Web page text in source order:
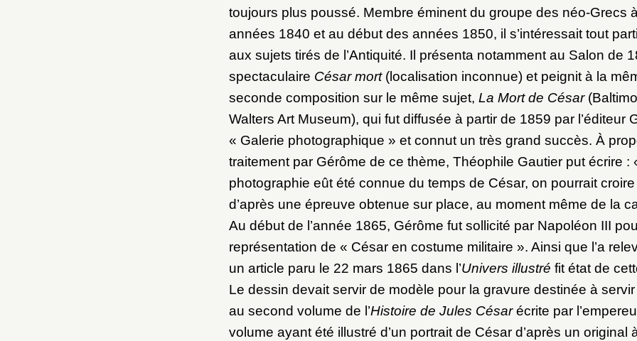
toujours plus poussé. Membre éminent du groupe des néo-Grecs
années 1840 et au début des années 1850, il s’intéressait tout
aux sujets tirés de l’Antiquité. Il présenta notamment au Salon de
spectaculaire César mort(localisation inconnue) et peignit à la
seconde composition sur le même sujet, La Mort de César
Walters Art Museum), qui fut diffusée à partir de 1859 par l’éditeur
« Galerie photographique » et connut un très grand succès. À
traitement par Gérôme de ce thème, Théophile Gautier put écrire :
photographie eût été connue du temps de César, on pourrait
d’après une épreuve obtenue sur place, au moment même de la
Au début de l’année 1865, Gérôme fut sollicité par Napoléon III
représentation de « César en costume militaire ». Ainsi que l’a
un article paru le 22 mars 1865 dans l’Univers illustré fit état de
Le dessin devait servir de modèle pour la gravure destinée à
au second volume de l’Histoire de Jules Césarécrite par
volume ayant été illustré d’un portrait de César d’après un original